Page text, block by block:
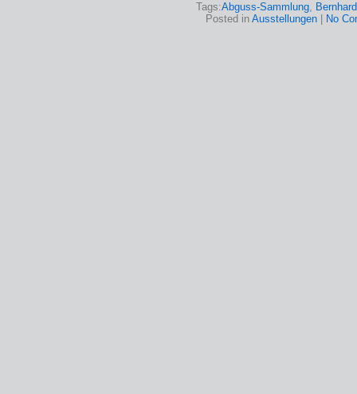
Tags:Abguss-Sammlung,
Posted in Ausstellungen| No